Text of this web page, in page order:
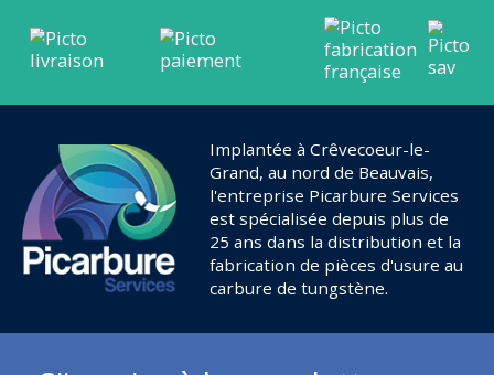
Implantée à Crêvecoeur-le-
Grand, au nord de Beauvais,
l'entreprise Picarbure Services
est spécialisée depuis plus de
25 ans dans la distribution et la
fabrication de pièces d'usure au
carbure de tungstène.